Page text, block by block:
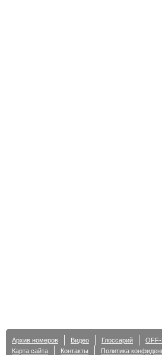
Архив номеров Видео Глоссарий
Карта сайта
Контакты Политика